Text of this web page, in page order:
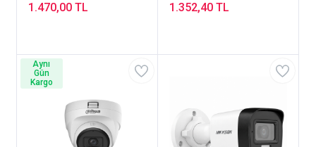
1.470,00 TL 1.352,40 TL
Aynı
Gün
Kargo